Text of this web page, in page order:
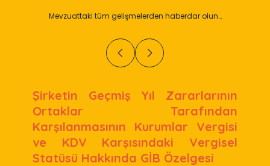
Mevzuattaki tüm gelişmelerden haberdar olun…
Şirketin Geçmiş Yıl Zararlarının
Ortaklar Tarafından
Karşılanmasının Kurumlar Vergisi
ve KDV Karşısındaki Vergisel
Statüsü Hakkında GİB Özelgesi